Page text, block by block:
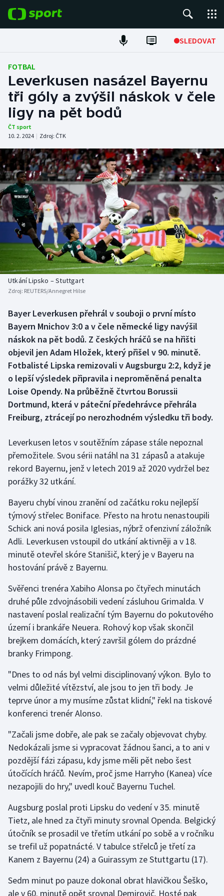
SLEDOVAT
Fotbal
Hokej
Tenis
Atletika
Cyklistika
DALŠÍ SPORTY
Americký fotbal
Baseball a softbal
Basketbal
Biatlon
Box
Curling
Dostihy
Florbal
Futsal
Golf
Gymnastika
Jezdectví
Judo
Krasobruslení
Lezení
Lyže a snowboard
Moderní pětiboj
Olympijské hry
Parasport
Plavání
Plážový volejbal
Ragby
Rychlobruslení
Rychlostní kanoistika
Short track
Sportovní střelba
NEPŘEHLÉDNĚTE
Soutěže
Historické návraty
Aplikace ČT sport
FOTBAL
Leverkusen nasázel Bayernu
tři góly a zvýšil náskok v čele
ligy na pět bodů
ČT sport
10. 2. 2024 | Zdroj: ČTK
Utkání Lipsko – Stuttgart
Zdroj: REUTERS/Annegret Hilse
Bayer Leverkusen přehrál v souboji o první místo
Bayern Mnichov 3:0 a v čele německé ligy navýšil
náskok na pět bodů. Z českých hráčů se na hřišti
objevil jen Adam Hložek, který přišel v 90. minutě.
Fotbalisté Lipska remizovali v Augsburgu 2:2, když je
o lepší výsledek připravila i neproměněná penalta
Loise Opendy. Na průběžně čtvrtou Borussii
Dortmund, která v páteční předehrávce přehrála
Freiburg, ztrácejí po nerozhodném výsledku tři body.
Leverkusen letos v soutěžním zápase stále nepoznal
přemožitele. Svou sérii natáhl na 31 zápasů a atakuje
rekord Bayernu, jenž v letech 2019 až 2020 vydržel bez
porážky 32 utkání.
Bayeru chybí vinou zranění od začátku roku nejlepší
týmový střelec Boniface. Přesto na hrotu nenastoupili
Schick ani nová posila Iglesias, nýbrž ofenzivní záložník
Adli. Leverkusen vstoupil do utkání aktivněji a v 18.
minutě otevřel skóre Stanišič, který je v Bayeru na
hostování právě z Bayernu.
Svěřenci trenéra Xabiho Alonsa po čtyřech minutách
druhé půle zdvojnásobili vedení zásluhou Grimalda. V
nastavení poslal realizační tým Bayernu do pokutového
území i brankáře Neuera. Rohový kop však skončil
brejkem domácích, který završil gólem do prázdné
branky Frimpong.
"Dnes to od nás byl velmi disciplinovaný výkon. Bylo to
velmi důležité vítězství, ale jsou to jen tři body. Je
teprve únor a my musíme zůstat klidní," řekl na tiskové
konferenci trenér Alonso.
"Začali jsme dobře, ale pak se začaly objevovat chyby.
Nedokázali jsme si vypracovat žádnou šanci, a to ani v
pozdější fázi zápasu, kdy jsme měli pět nebo šest
útočících hráčů. Nevím, proč jsme Harryho (Kanea) více
nezapojili do hry," uvedl kouč Bayernu Tuchel.
Augsburg poslal proti Lipsku do vedení v 35. minutě
Tietz, ale hned za čtyři minuty srovnal Openda. Belgický
útočník se prosadil ve třetím utkání po sobě a v ročníku
se trefil už popatnácté. V tabulce střelců je třetí za
Kanem z Bayernu (24) a Guirassym ze Stuttgartu (17).
Sedm minut po pauze dokonal obrat hlavičkou Šeško,
ale v 60. minutě opět srovnal Demirovič. Hosté pak